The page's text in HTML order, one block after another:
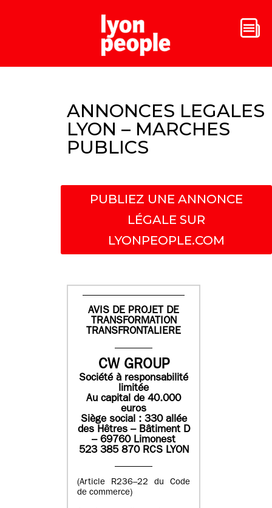
ANNONCES LEGALES
LYON – MARCHES
PUBLICS
PUBLIEZ UNE ANNONCE
LÉGALE SUR
LYONPEOPLE.COM
AVIS DE PROJET DE
TRANSFORMATION
TRANSFRONTALIERE
CW GROUP
Société à responsabilité
limitée
Au capital de 40.000
euros
Siège social : 330 allée
des Hêtres – Bâtiment D
– 69760 Limonest
523 385 870 RCS LYON
(Article R236–22 du Code
de commerce)